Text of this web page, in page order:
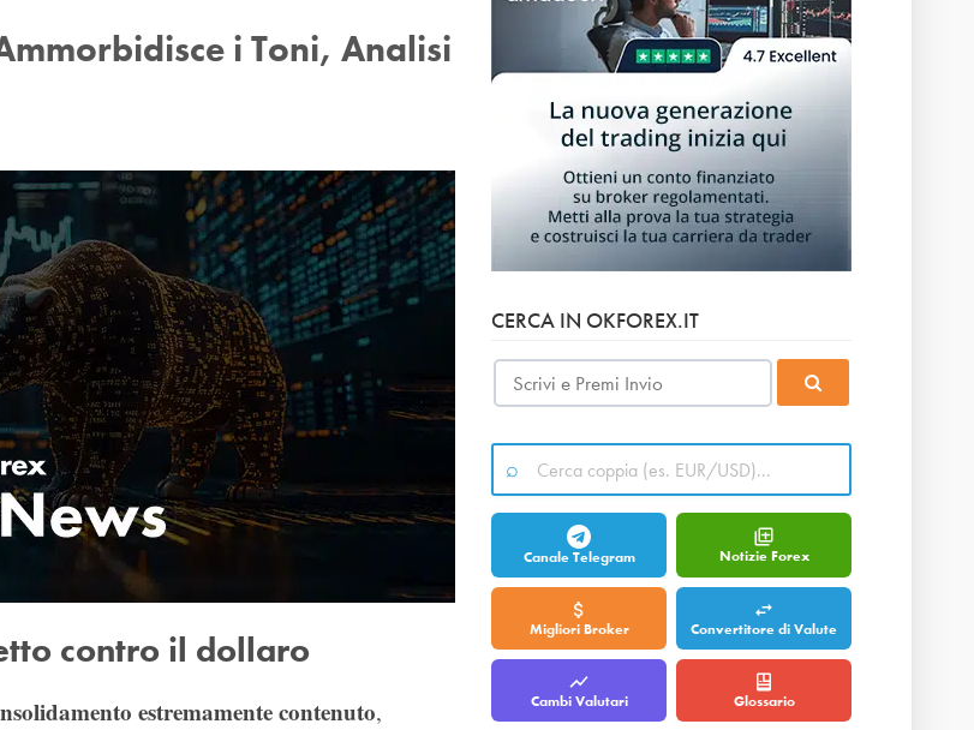
i Toni, Analisi
contro il dollaro
estremamente contenuto,
CERCA IN OKFOREX.IT
Canale Telegram Notizie Forex
Migliori Broker Convertitore di Valute
Cambi Valutari Glossario